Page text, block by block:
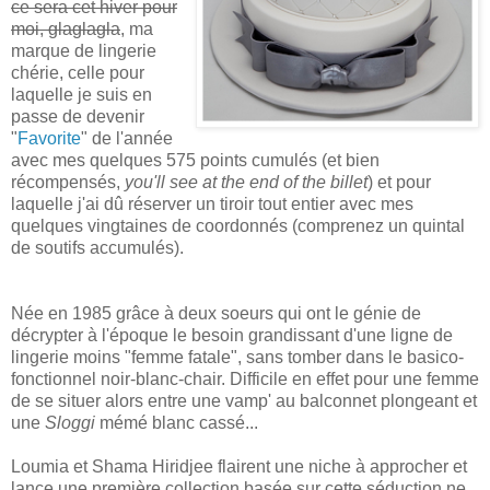
ce sera cet hiver pour
moi, glaglagla, ma
marque de lingerie
chérie, celle pour
laquelle je suis en
passe de devenir
"Favorite" de l'année
avec mes quelques 575 points cumulés (et bien
récompensés, you'll see at the end of the billet) et pour
laquelle j'ai dû réserver un tiroir tout entier avec mes
quelques vingtaines de coordonnés (comprenez un quintal
de soutifs accumulés).
Née en 1985 grâce à deux soeurs qui ont le génie de
décrypter à l'époque le besoin grandissant d'une ligne de
lingerie moins "femme fatale", sans tomber dans le basico-
fonctionnel noir-blanc-chair. Difficile en effet pour une femme
de se situer alors entre une vamp' au balconnet plongeant et
une Sloggi mémé blanc cassé...
Loumia et Shama Hiridjee flairent une niche à approcher et